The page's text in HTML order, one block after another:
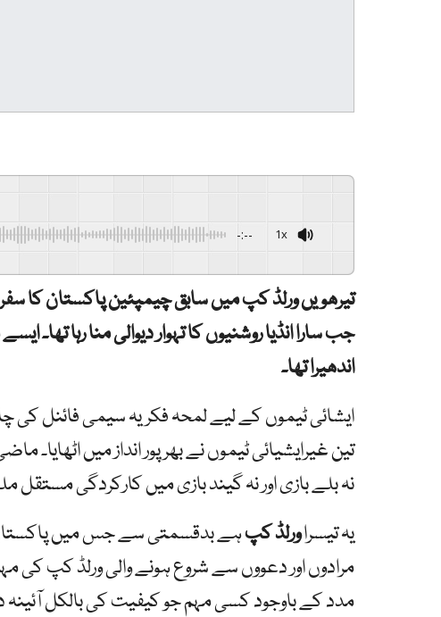
-:-- 1x
تیرھویں ورلڈ کپ میں سابق چیمپئین پاکستان کا
جب سارا انڈیا روشنیوں کا تہوار دیوالی منا رہا
اندھیرا تھا۔
ایشائی ٹیموں کے لیے لمحہ فکریہ سیمی فائنل کی
تین غیرایشیائی ٹیموں نے بھرپور انداز میں
نہ بلے بازی اور نہ گیند بازی میں کارکردگی مستقل
یہ تیسراورلڈ کپہے بدقسمتی سے جس میں پاکستان
مرادوں اور دعووں سے شروع ہونے والی ورلڈ کپ
مدد کے باوجود کسی مہم جو کیفیت کی بالکل آئینہ